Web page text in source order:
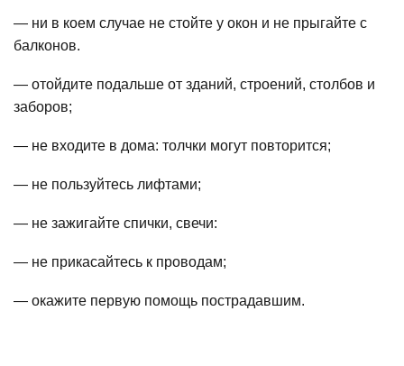
— ни в коем случае не стойте у окон и не прыгайте с
балконов.
— отойдите подальше от зданий, строений, столбов и
заборов;
— не входите в дома: толчки могут повторится;
— не пользуйтесь лифтами;
— не зажигайте спички, свечи:
— не прикасайтесь к проводам;
— окажите первую помощь пострадавшим.